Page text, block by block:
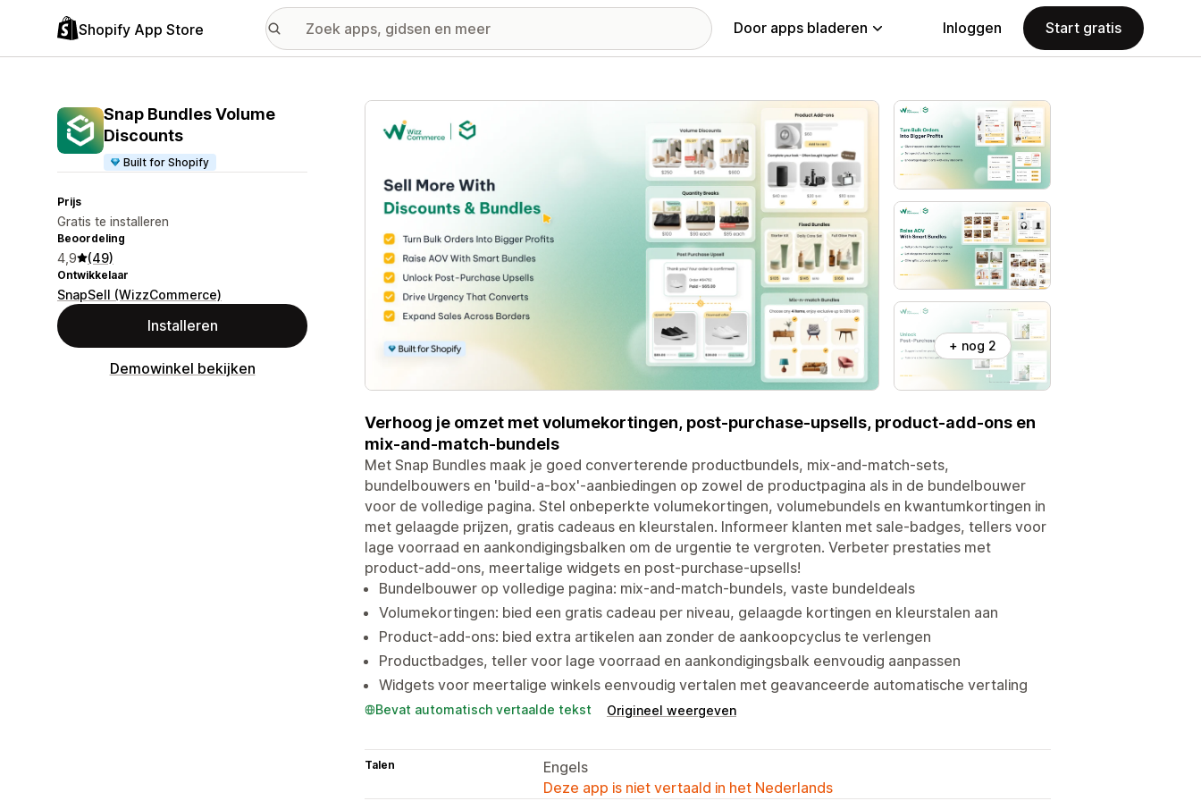
Shopify App Store Door apps bladeren Inloggen Start gratis
Snap Bundles Volume
Discounts
Built for Shopify
Prijs
Gratis te installeren
Beoordeling
4,9 (49)
Ontwikkelaar
SnapSell (WizzCommerce)
Installeren
Demowinkel bekijken
Galerij met uitgelichte afbeeldingen
+ nog 2
Verhoog je omzet met volumekortingen, post-purchase-upsells, product-add-ons en
mix-and-match-bundels
Met Snap Bundles maak je goed converterende productbundels, mix-and-match-sets,
bundelbouwers en 'build-a-box'-aanbiedingen op zowel de productpagina als in de bundelbouwer
voor de volledige pagina. Stel onbeperkte volumekortingen, volumebundels en kwantumkortingen in
met gelaagde prijzen, gratis cadeaus en kleurstalen. Informeer klanten met sale-badges, tellers voor
lage voorraad en aankondigingsbalken om de urgentie te vergroten. Verbeter prestaties met
product-add-ons, meertalige widgets en post-purchase-upsells!
Bundelbouwer op volledige pagina: mix-and-match-bundels, vaste bundeldeals
Volumekortingen: bied een gratis cadeau per niveau, gelaagde kortingen en kleurstalen aan
Product-add-ons: bied extra artikelen aan zonder de aankoopcyclus te verlengen
Productbadges, teller voor lage voorraad en aankondigingsbalk eenvoudig aanpassen
Widgets voor meertalige winkels eenvoudig vertalen met geavanceerde automatische vertaling
Bevat automatisch vertaalde tekst Origineel weergeven
Talen
Engels
Deze app is niet vertaald in het Nederlands